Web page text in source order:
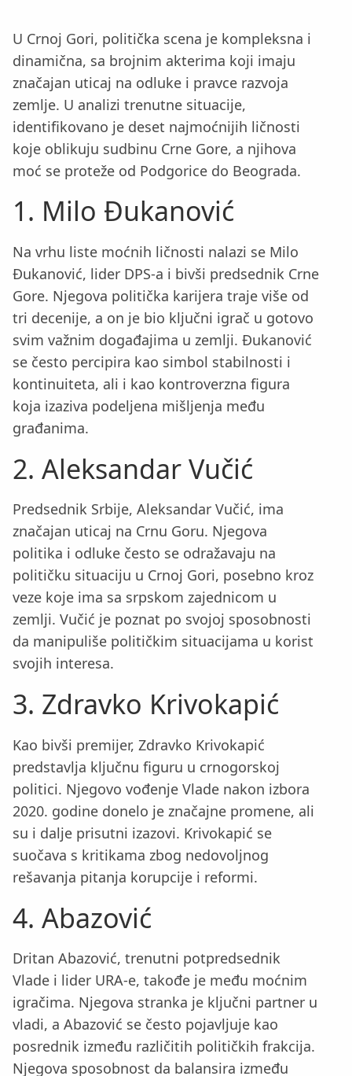
U Crnoj Gori, politička scena je kompleksna i
dinamična, sa brojnim akterima koji imaju
značajan uticaj na odluke i pravce razvoja
zemlje. U analizi trenutne situacije,
identifikovano je deset najmoćnijih ličnosti
koje oblikuju sudbinu Crne Gore, a njihova
moć se proteže od Podgorice do Beograda.
1. Milo Đukanović
Na vrhu liste moćnih ličnosti nalazi se Milo
Đukanović, lider DPS-a i bivši predsednik Crne
Gore. Njegova politička karijera traje više od
tri decenije, a on je bio ključni igrač u gotovo
svim važnim događajima u zemlji. Đukanović
se često percipira kao simbol stabilnosti i
kontinuiteta, ali i kao kontroverzna figura
koja izaziva podeljena mišljenja među
građanima.
2. Aleksandar Vučić
Predsednik Srbije, Aleksandar Vučić, ima
značajan uticaj na Crnu Goru. Njegova
politika i odluke često se odražavaju na
političku situaciju u Crnoj Gori, posebno kroz
veze koje ima sa srpskom zajednicom u
zemlji. Vučić je poznat po svojoj sposobnosti
da manipuliše političkim situacijama u korist
svojih interesa.
3. Zdravko Krivokapić
Kao bivši premijer, Zdravko Krivokapić
predstavlja ključnu figuru u crnogorskoj
politici. Njegovo vođenje Vlade nakon izbora
2020. godine donelo je značajne promene, ali
su i dalje prisutni izazovi. Krivokapić se
suočava s kritikama zbog nedovoljnog
rešavanja pitanja korupcije i reformi.
4. Abazović
Dritan Abazović, trenutni potpredsednik
Vlade i lider URA-e, takođe je među moćnim
igračima. Njegova stranka je ključni partner u
vladi, a Abazović se često pojavljuje kao
posrednik između različitih političkih frakcija.
Njegova sposobnost da balansira između